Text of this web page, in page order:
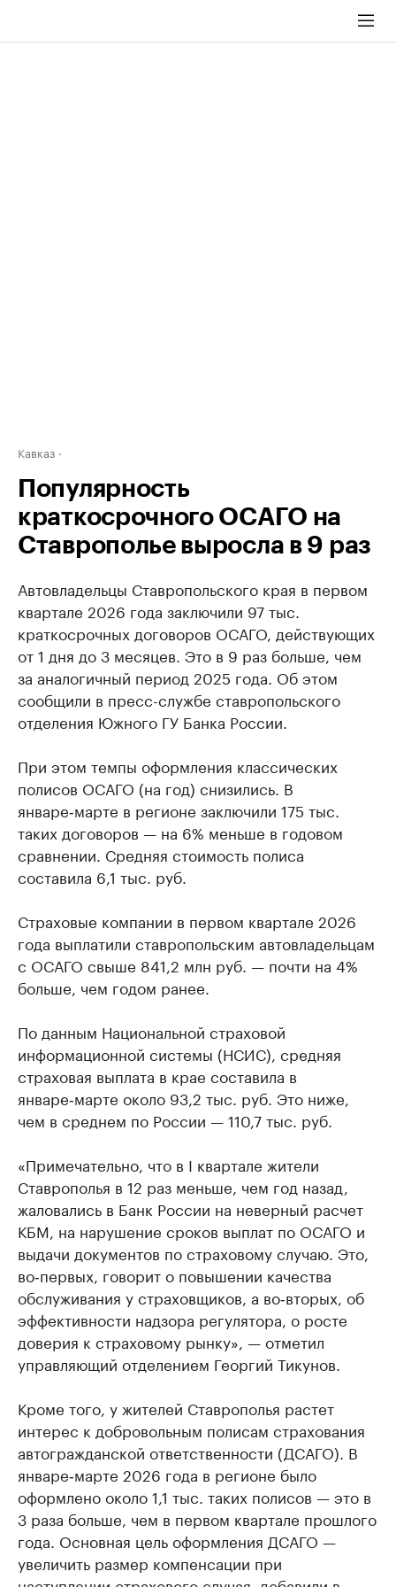
Кавказ
Популярность
краткосрочного ОСАГО на
Ставрополье выросла в 9 раз
Автовладельцы Ставропольского края в первом
квартале 2026 года заключили 97 тыс.
краткосрочных договоров ОСАГО, действующих
от 1 дня до 3 месяцев. Это в 9 раз больше, чем
за аналогичный период 2025 года. Об этом
сообщили в пресс-службе ставропольского
отделения Южного ГУ Банка России.
При этом темпы оформления классических
полисов ОСАГО (на год) снизились. В
январе‑марте в регионе заключили 175 тыс.
таких договоров — на 6% меньше в годовом
сравнении. Средняя стоимость полиса
составила 6,1 тыс. руб.
Страховые компании в первом квартале 2026
года выплатили ставропольским автовладельцам
с ОСАГО свыше 841,2 млн руб. — почти на 4%
больше, чем годом ранее.
По данным Национальной страховой
информационной системы (НСИС), средняя
страховая выплата в крае составила в
январе‑марте около 93,2 тыс. руб. Это ниже,
чем в среднем по России — 110,7 тыс. руб.
«Примечательно, что в I квартале жители
Ставрополья в 12 раз меньше, чем год назад,
жаловались в Банк России на неверный расчет
КБМ, на нарушение сроков выплат по ОСАГО и
выдачи документов по страховому случаю. Это,
во‑первых, говорит о повышении качества
обслуживания у страховщиков, а во‑вторых, об
эффективности надзора регулятора, о росте
доверия к страховому рынку», — отметил
управляющий отделением Георгий Тикунов.
Кроме того, у жителей Ставрополья растет
интерес к добровольным полисам страхования
автогражданской ответственности (ДСАГО). В
январе‑марте 2026 года в регионе было
оформлено около 1,1 тыс. таких полисов — это в
3 раза больше, чем в первом квартале прошлого
года. Основная цель оформления ДСАГО —
увеличить размер компенсации при